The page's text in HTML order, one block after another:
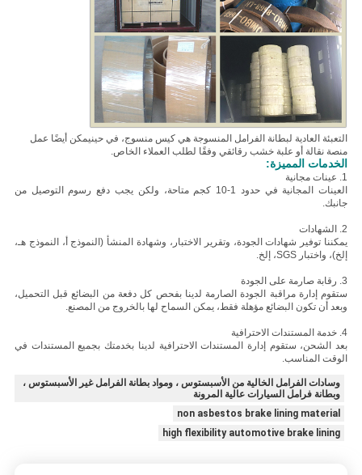
التعبئة العادية لبطانة الفرامل المنسوجة هي كيس منسوج، في حينيمكن أيضًا عمل
منصة نقالة أو علبة خشب رقائقي وفقًا لطلب العملاء الخاص.
الخدمات المميزة:
1. عينات مجانية
العينات المجانية في حدود 1-10 كجم متاحة، ولكن يجب دفع رسوم التوصيل من
جانبك.
2. الشهادات
يمكننا توفير شهادات الجودة، وتقرير الاختبار، وشهادة المنشأ (النموذج أ، النموذج هـ،
إلخ)، واختبار SGS، إلخ.
3. رقابة صارمة على الجودة
ستقوم إدارة مراقبة الجودة الصارمة لدينا بفحص كل دفعة من البضائع قبل التحميل،
وبعد أن تكون البضائع مؤهلة فقط، يمكن السماح لها بالخروج من المصنع.
4. خدمة المستندات الاحترافية
بعد الشحن، ستقوم إدارة المستندات الاحترافية لدينا بخدمتك بجميع المستندات في
الوقت المناسب.
وسادات الفرامل الخالية من الأسبستوس ، ومواد بطانة الفرامل غير الأسبستوس ،
وبطانة فرامل السيارات عالية المرونة
non asbestos brake lining material
high flexibility automotive brake lining